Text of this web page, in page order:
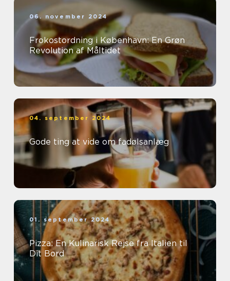
06. november 2024
Frokostordning i København: En Grøn
Revolution af Måltidet
04. september 2024
Gode ting at vide om fadølsanlæg
01. september 2024
Pizza: En Kulinarisk Rejse fra Italien til
Dit Bord